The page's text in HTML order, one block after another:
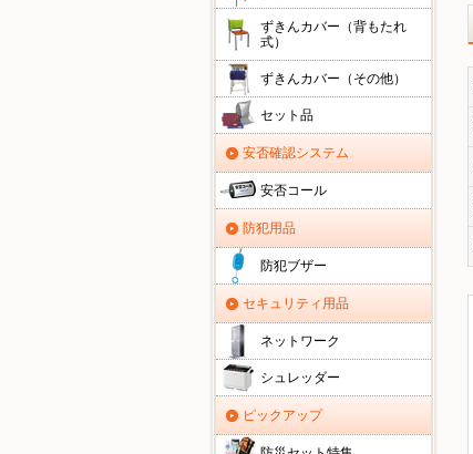
ずきんカバー（背もたれ
式）
ずきんカバー（その他）
セット品
安否確認システム
安否コール
防犯用品
防犯ブザー
セキュリティ用品
ネットワーク
シュレッダー
ピックアップ